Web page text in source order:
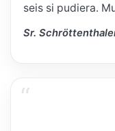
seis si pudiera.
Sr.